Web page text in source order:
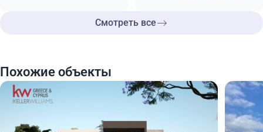
Смотреть все
Похожие объекты